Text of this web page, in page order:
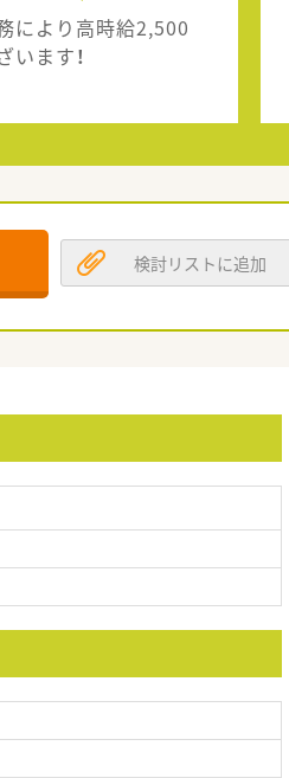
により高時給2,500
います！
検討リストに追加